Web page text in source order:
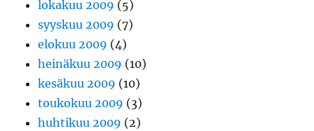
lokakuu 2009 (5)
syyskuu 2009 (7)
elokuu 2009 (4)
heinäkuu 2009 (10)
kesäkuu 2009 (10)
toukokuu 2009 (3)
huhtikuu 2009 (2)